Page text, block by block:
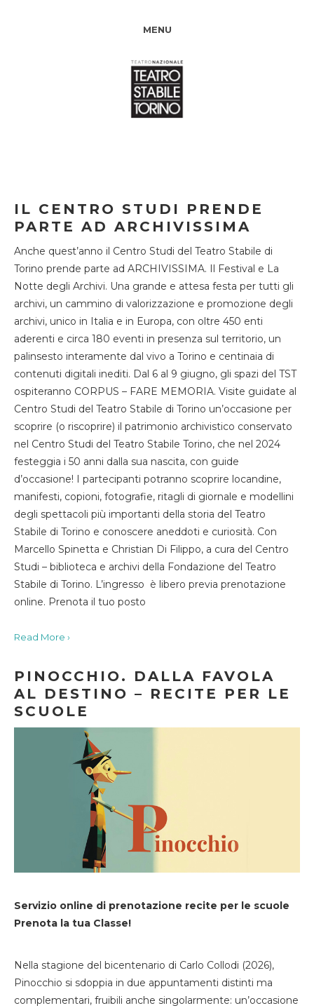
MENU
IL CENTRO STUDI PRENDE
PARTE AD ARCHIVISSIMA
Anche quest’anno il Centro Studi del Teatro Stabile di
Torino prende parte ad ARCHIVISSIMA. Il Festival e La
Notte degli Archivi. Una grande e attesa festa per tutti gli
archivi, un cammino di valorizzazione e promozione degli
archivi, unico in Italia e in Europa, con oltre 450 enti
aderenti e circa 180 eventi in presenza sul territorio, un
palinsesto interamente dal vivo a Torino e centinaia di
contenuti digitali inediti. Dal 6 al 9 giugno, gli spazi del TST
ospiteranno CORPUS – FARE MEMORIA. Visite guidate al
Centro Studi del Teatro Stabile di Torino un’occasione per
scoprire (o riscoprire) il patrimonio archivistico conservato
nel Centro Studi del Teatro Stabile Torino, che nel 2024
festeggia i 50 anni dalla sua nascita, con guide
d’occasione! I partecipanti potranno scoprire locandine,
manifesti, copioni, fotografie, ritagli di giornale e modellini
degli spettacoli più importanti della storia del Teatro
Stabile di Torino e conoscere aneddoti e curiosità. Con
Marcello Spinetta e Christian Di Filippo, a cura del Centro
Studi – biblioteca e archivi della Fondazione del Teatro
Stabile di Torino. L’ingresso è libero previa prenotazione
online. Prenota il tuo posto
Read More ›
PINOCCHIO. DALLA FAVOLA
AL DESTINO – RECITE PER LE
SCUOLE
Servizio online di prenotazione recite per le scuole
Prenota la tua Classe!
Nella stagione del bicentenario di Carlo Collodi (2026),
Pinocchio si sdoppia in due appuntamenti distinti ma
complementari, fruibili anche singolarmente: un’occasione